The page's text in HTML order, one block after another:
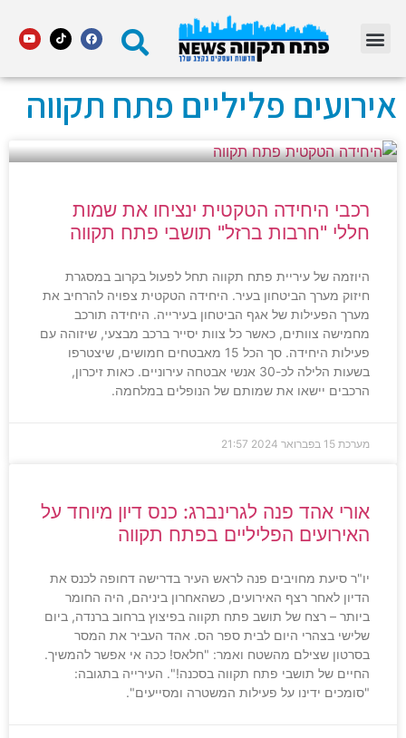
אירועים פליליים פתח תקווה
רכבי היחידה הטקטית ינציחו את שמות
חללי "חרבות ברזל" תושבי פתח תקווה
היוזמה של עיריית פתח תקווה תחל לפעול בקרוב במסגרת
חיזוק מערך הביטחון בעיר. היחידה הטקטית צפויה להרחיב את
מערך הפעילות של אגף הביטחון בעירייה. היחידה תורכב
מחמישה צוותים, כאשר כל צוות יסייר ברכב מבצעי, שיזוהה עם
פעילות היחידה. סך הכל 15 מאבטחים חמושים, שיצטרפו
בשעות הלילה לכ-30 אנשי אבטחה עירוניים. כאות זיכרון,
הרכבים יישאו את שמותם של הנופלים במלחמה.
מערכת 15 בפברואר 2024 21:57
אורי אהד פנה לגרינברג: כנס דיון מיוחד על
האירועים הפליליים בפתח תקווה
יו"ר סיעת מחויבים פנה לראש העיר בדרישה דחופה לכנס את
הדיון לאחר רצף האירועים, כשהאחרון ביניהם, היה החומר
ביותר – רצח של תושב פתח תקווה בפיצוץ ברחוב ברנדה, ביום
שלישי בצהרי היום לבית ספר הס. אהד העביר את המסר
בסרטון שצילם מהשטח ואמר: "חלאס! ככה אי אפשר להמשיך.
החיים של תושבי פתח תקווה בסכנה!". העירייה בתגובה:
"סומכים ידינו על פעילות המשטרה ומסייעים".